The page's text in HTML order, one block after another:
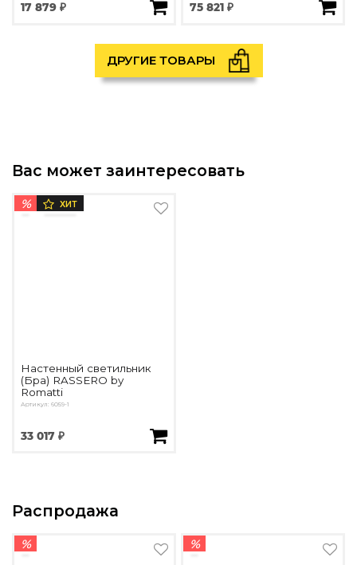
17 879 ₽ 75 821 ₽
ДРУГИЕ ТОВАРЫ
Вас может заинтересовать
% ХИТ
Настенный светильник
(Бра) RASSERO by
Romatti
Артикул: 6059-1
33 017 ₽
Распродажа
% %